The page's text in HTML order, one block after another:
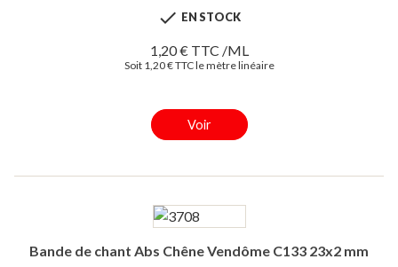
 EN STOCK
1,20 € TTC /ML
Soit 1,20 € TTC le mètre linéaire
Voir
Bande de chant Abs Chêne Vendôme C133 23x2 mm